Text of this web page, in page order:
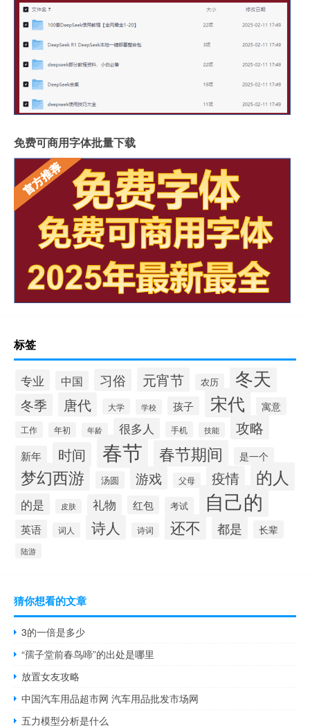
免费可商用字体批量下载
标签
专业 中国 习俗 元宵节 农历 冬天
冬季 唐代 大学 学校 孩子 宋代 寓意
工作 年初 年龄 很多人 手机 技能 攻略
新年 时间 春节 春节期间 是一个
梦幻西游 汤圆 游戏 父母 疫情 的人
的是 皮肤 礼物 红包 考试 自己的
英语 词人 诗人 诗词 还不 都是 长辈
陆游
猜你想看的文章
3的一倍是多少
“孺子堂前春鸟啼”的出处是哪里
放置女友攻略
中国汽车用品超市网 汽车用品批发市场网
五力模型分析是什么